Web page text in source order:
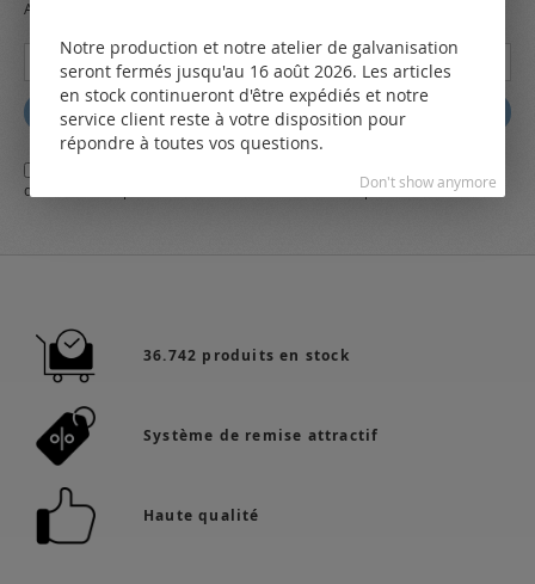
Always stay up to date and find out what's new from the very first hand.
Inscription
notre
lettre
d’information
:
Abbonez
déclaration de protection des données
de LEO Components AG
36.742 produits en stock
Système de remise attractif
Haute qualité
Notre production et notre atelier de galvanisation
seront fermés jusqu'au 16 août 2026. Les articles
en stock continueront d'être expédiés et notre
service client reste à votre disposition pour
répondre à toutes vos questions.
Don't show anymore